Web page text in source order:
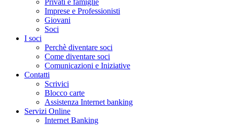
Privati e famiglie
Imprese e Professionisti
Giovani
Soci
I soci
Perchè diventare soci
Come diventare soci
Comunicazioni e Iniziative
Contatti
Scrivici
Blocco carte
Assistenza Internet banking
Servizi Online
Internet Banking